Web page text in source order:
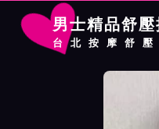
男士精品舒
台北按摩舒壓
錦州館按
錦州